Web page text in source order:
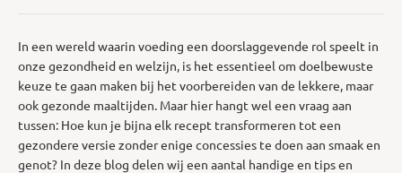
In een wereld waarin voeding een doorslaggevende rol speelt in
onze gezondheid en welzijn, is het essentieel om doelbewuste
keuze te gaan maken bij het voorbereiden van de lekkere, maar
ook gezonde maaltijden. Maar hier hangt wel een vraag aan
tussen: Hoe kun je bijna elk recept transformeren tot een
gezondere versie zonder enige concessies te doen aan smaak en
genot? In deze blog delen wij een aantal handige en tips en